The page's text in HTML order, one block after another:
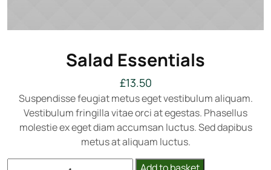
Salad Essentials
£13.50
Suspendisse feugiat metus eget vestibulum aliquam.
Vestibulum fringilla vitae orci at egestas. Phasellus
molestie ex eget diam accumsan luctus. Sed dapibus
metus at aliquam luctus.